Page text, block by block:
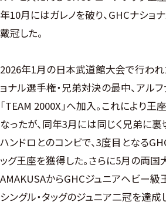
年10月にはガレノを破り、GHCナショ
戴冠した。
2026年1月の日本武道館大会で行わ
ョナル選手権・兄弟対決の最中、アルフ
「TEAM 2000X」へ加入。これにより王
なったが、同年3月には同じく兄弟に
ハンドロとのコンビで、3度目となる
ッグ王座を獲得した。さらに5月の両国
AMAKUSAからGHCジュニアヘビー級
シングル・タッグのジュニア二冠を達成